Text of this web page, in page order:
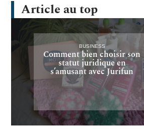
Article au top
BUSINESS
Comment bien choisir son
statut juridique en
s’amusant avec Jurifun